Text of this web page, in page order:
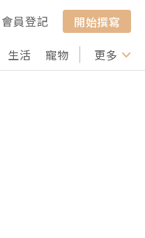
會員登記
開始撰寫
生活 寵物 行山 打卡
更多